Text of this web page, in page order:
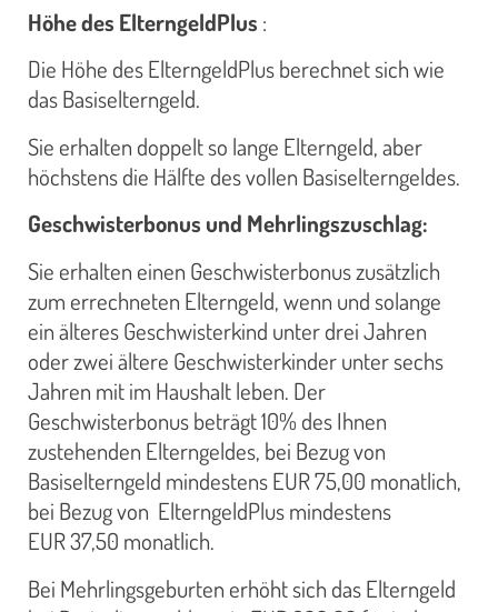
Höhe des ElterngeldPlus :
Die Höhe des ElterngeldPlus berechnet sich wie
das Basiselterngeld.
Sie erhalten doppelt so lange Elterngeld, aber
höchstens die Hälfte des vollen Basiselterngeldes.
Geschwisterbonus und Mehrlingszuschlag:
Sie erhalten einen Geschwisterbonus zusätzlich
zum errechneten Elterngeld, wenn und solange
ein älteres Geschwisterkind unter drei Jahren
oder zwei ältere Geschwisterkinder unter sechs
Jahren mit im Haushalt leben. Der
Geschwisterbonus beträgt 10% des Ihnen
zustehenden Elterngeldes, bei Bezug von
Basiselterngeld mindestens EUR 75,00 monatlich,
bei Bezug von ElterngeldPlus mindestens
EUR 37,50 monatlich.
Bei Mehrlingsgeburten erhöht sich das Elterngeld